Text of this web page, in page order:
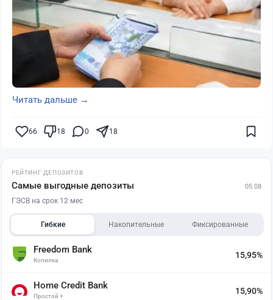
Читать дальше →
66 18 0 18
РЕЙТИНГ ДЕПОЗИТОВ
Самые выгодные депозиты 05.08
ГЭСВ на срок 12 мес
Гибкие Накопительные Фиксированные
Freedom Bank
Копилка
15,95%
Home Credit Bank
Простой +
15,90%